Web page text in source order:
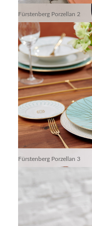
Create Berlin Showroom 11
Debora_5
Fürstenberg Porzellan 2
Fürstenberg Porzellan 3